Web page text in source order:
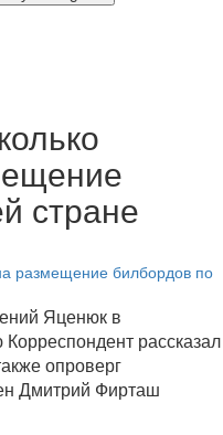
стране
Яценюк в
рассказал
опроверг
Дмитрий Фирташ